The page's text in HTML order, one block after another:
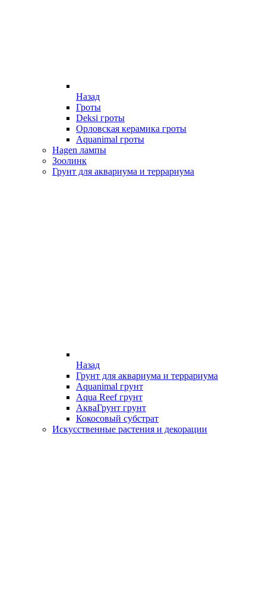
Назад
Гроты
Deksi гроты
Орловская керамика гроты
Aquanimal гроты
Hagen лампы
Зоолинк
Грунт для аквариума и террариума
Назад
Грунт для аквариума и террариума
Aquanimal грунт
Aqua Reef грунт
АкваГрунт грунт
Кокосовый субстрат
Искусственные растения и декорации